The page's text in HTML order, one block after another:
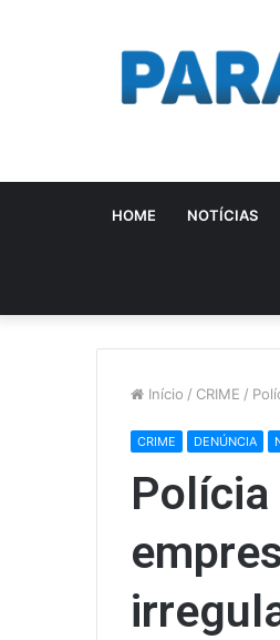
HOME NOTÍCIAS
Início / CRIME /
CRIME DENÚNCIA
Polícia